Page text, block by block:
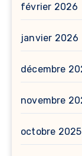
février 2026
janvier 2026
décembre
novembre
octobre 2025